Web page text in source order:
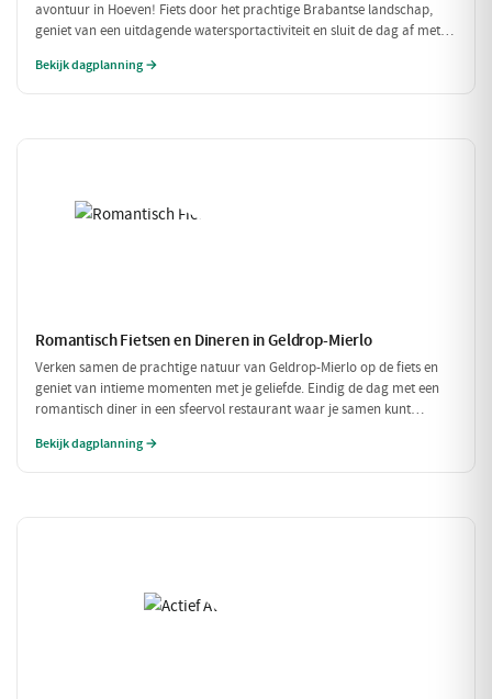
avontuur in Hoeven! Fiets door het prachtige Brabantse landschap,
geniet van een uitdagende watersportactiviteit en sluit de dag af met
zijn in de natuur!
Bekijk dagplanning →
Romantisch Fietsen en Dineren in Geldrop-Mierlo
Verken samen de prachtige natuur van Geldrop-Mierlo op de fiets en
geniet van intieme momenten met je geliefde. Eindig de dag met een
romantisch diner in een sfeervol restaurant waar je samen kunt
Bekijk dagplanning →